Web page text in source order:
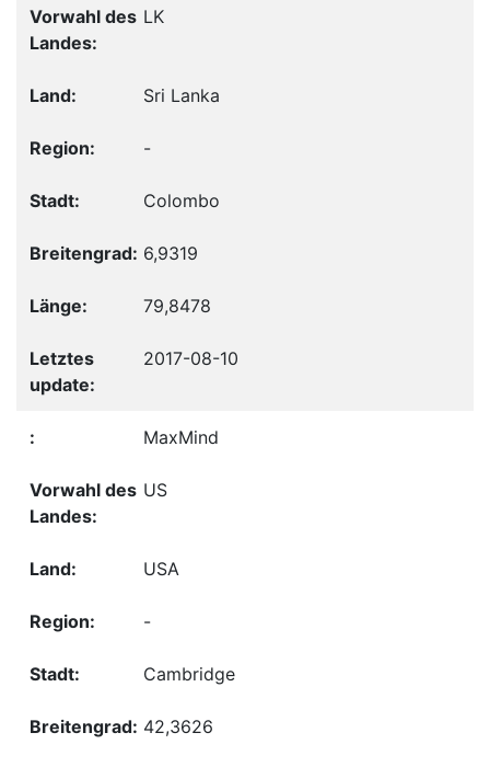
LK
Sri Lanka
-
Colombo
6,9319
79,8478
2017-08-10
MaxMind
US
USA
-
Cambridge
42,3626